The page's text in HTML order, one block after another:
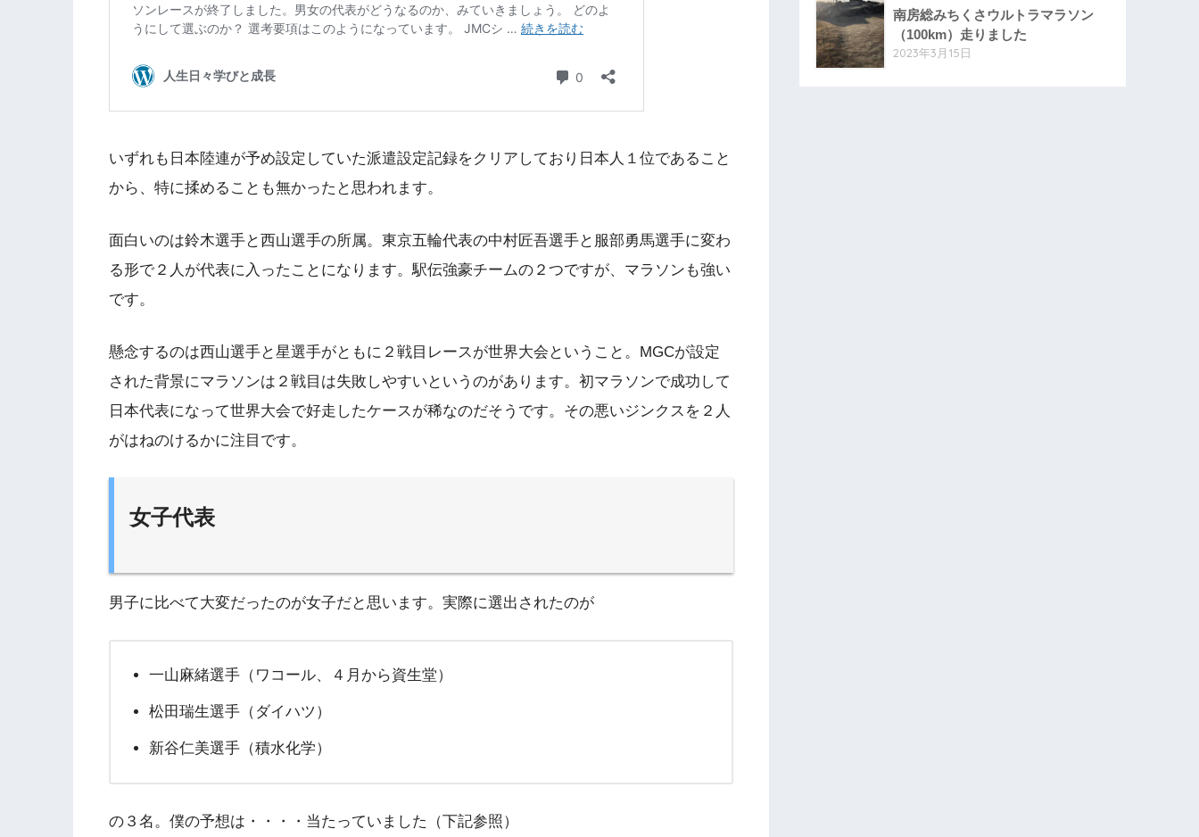
いずれも日本陸連が予め設定していた派遣設定記録をクリアしており日本人１位であること
から、特に揉めることも無かったと思われます。
面白いのは鈴木選手と西山選手の所属。東京五輪代表の中村匠吾選手と服部勇馬選手に変わ
る形で２人が代表に入ったことになります。駅伝強豪チームの２つですが、マラソンも強い
です。
懸念するのは西山選手と星選手がともに２戦目レースが世界大会ということ。MGCが設定
された背景にマラソンは２戦目は失敗しやすいというのがあります。初マラソンで成功して
日本代表になって世界大会で好走したケースが稀なのだそうです。その悪いジンクスを２人
がはねのけるかに注目です。
女子代表
男子に比べて大変だったのが女子だと思います。実際に選出されたのが
一山麻緒選手（ワコール、４月から資生堂）
松田瑞生選手（ダイハツ）
新谷仁美選手（積水化学）
の３名。僕の予想は・・・・当たっていました（下記参照）
南房総みちくさウルトラマラソン
（100km）走りました
2023年3月15日